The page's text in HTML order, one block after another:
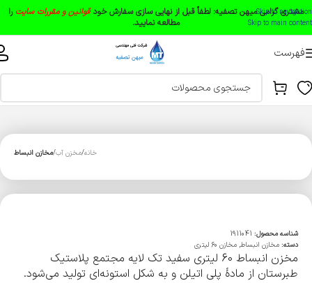
Skip to navigation
Skip to main content
مشتری گرامی میهن تصفیه: لطفاً قبل از نهایی سازی سفارش خودقوانین و مقررات سایت را
مطالعه نمایید.
فهرست
خانه مخزن آب مخازن انبساط
شناسه محصول: 1911041
دسته: مخازن انبساط, مخازن 60 لیتری
مخزن انبساط 60 لیتری سفید تک لایه مجتمع پلاستیک
طبرستان از مادۀ پلی اتیلن و به شکل استونه‌ای تولید می‌شود.